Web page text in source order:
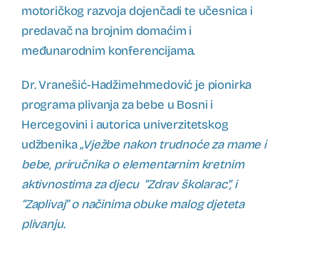
motoričkog razvoja dojenčadi te učesnica i
predavač na brojnim domaćim i
međunarodnim konferencijama.
Dr. Vranešić-Hadžimehmedović je pionirka
programa plivanja za bebe u Bosni i
Hercegovini i autorica univerzitetskog
udžbenika„Vježbe nakon trudnoće za mame i
bebe, priručnika o elementarnim kretnim
aktivnostima za djecu “Zdrav školarac”, i
“Zaplivaj” o načinima obuke malog djeteta
plivanju.